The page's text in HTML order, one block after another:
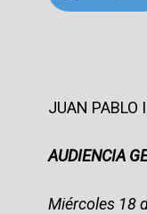
JUAN PABLO
AUDIENCIA
Miércoles 18